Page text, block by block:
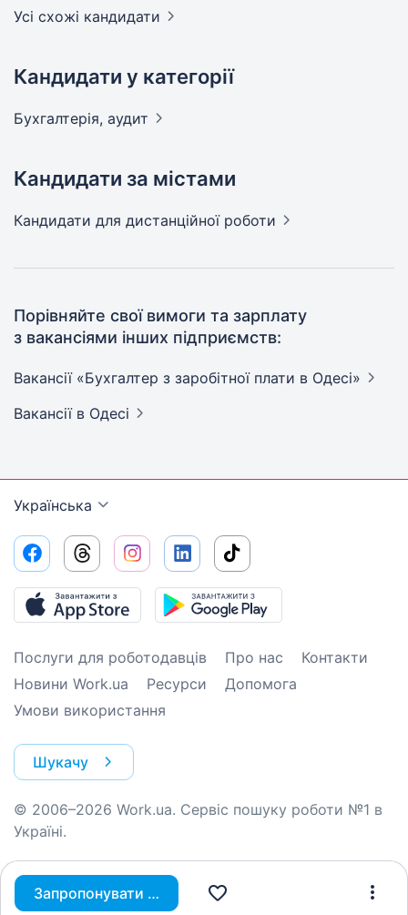
Запропонувати вакансію
Усі схожі кандидати
Кандидати у категорії
Бухгалтерія, аудит
Кандидати за містами
Кандидати для дистанційної роботи
Порівняйте свої вимоги та зарплату
з вакансіями інших підприємств:
Вакансії «Бухгалтер з заробітної плати в Одесі»
Вакансії в Одесі
Українська
Послуги для роботодавців Про нас
Контакти
Новини Work.ua
Ресурси
Допомога
Умови використання
Шукачу
© 2006–2026 Work.ua. Сервіс пошуку роботи №1 в
Україні.